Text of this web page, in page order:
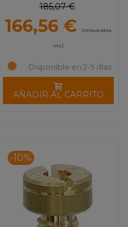
185,07 €
166,56 € (impuestos
inc.)
Disponible en 2-5 días
AÑADIR AL CARRITO
-10%